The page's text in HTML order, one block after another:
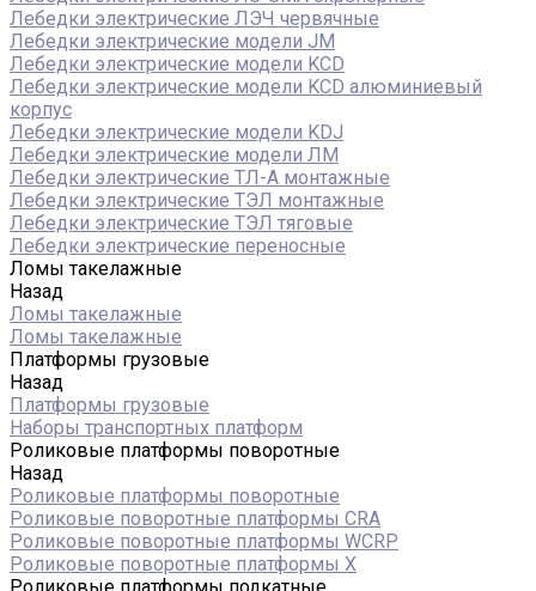
Лебедки электрические ЛЭЧ червячные
Лебедки электрические модели JM
Лебедки электрические модели KCD
Лебедки электрические модели KCD алюминиевый
корпус
Лебедки электрические модели KDJ
Лебедки электрические модели ЛМ
Лебедки электрические ТЛ-А монтажные
Лебедки электрические ТЭЛ монтажные
Лебедки электрические ТЭЛ тяговые
Лебедки электрические переносные
Ломы такелажные
Назад
Ломы такелажные
Ломы такелажные
Платформы грузовые
Назад
Платформы грузовые
Наборы транспортных платформ
Роликовые платформы поворотные
Назад
Роликовые платформы поворотные
Роликовые поворотные платформы CRA
Роликовые поворотные платформы WCRP
Роликовые поворотные платформы X